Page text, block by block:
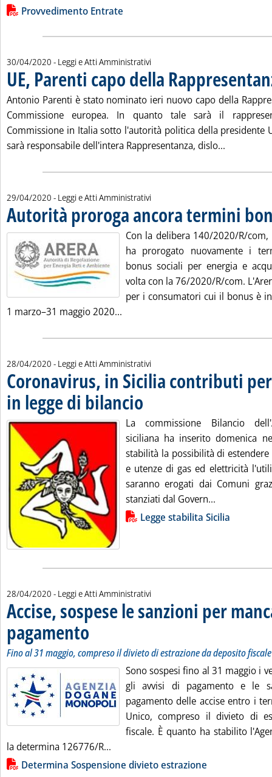
Lista allegati PDF alla notizia
Provvedimento Entrate
30/04/2020 - Leggi e Atti Amministrativi
UE, Parenti capo della
Antonio Parenti è stato nominato ieri nuovo capo della
Commissione europea. In quanto tale sarà il
Commissione in Italia sotto l'autorità politica della presidente
sarà responsabile dell'intera Rappresentanza, dislo...
29/04/2020 - Leggi e Atti Amministrativi
Autorità proroga ancora termini
Con la delibera 140/2020/R/
ha prorogato nuovamente i
bonus sociali per energia e
volta con la 76/2020/R/com.
per i consumatori cui il bonus è
1 marzo–31 maggio 2020...
28/04/2020 - Leggi e Atti Amministrativi
Coronavirus, in Sicilia contributi
in legge di bilancio . Pubblicata martedì 28 aprile 2020 alle
La commissione Bilancio
siciliana ha inserito domenica
stabilità la possibilità di
e utenze di gas ed elettricità
saranno erogati dai Comuni
stanziati dal Govern...
Lista allegati PDF alla notiziaLegge stabilita Sicilia
28/04/2020 - Leggi e Atti Amministrativi
Accise, sospese le sanzioni per
pagamento . Sottotitolo: Fino al 31 maggio, compreso il divieto di
. Pubblicata martedì 28 aprile 2020 alle 9.37.
Fino al 31 maggio, compreso il divieto di estrazione da deposito fiscale
Sono sospesi fino al 31 maggio i
gli avvisi di pagamento e le
pagamento delle accise entro i
Unico, compreso il divieto di
fiscale. È quanto ha stabilito
la determina 126776/R...
Lista allegati PDF alla notizia
Determina Sospensione divieto estrazione